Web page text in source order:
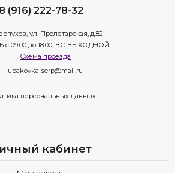
8 (916) 222-78-32
ул. Пролетарская, д.82
с 09:00 до 18:00, ВС-ВЫХОДНОЙ
Схема проезда
upakovka-serp@mail.ru
персональных данных
кабинет